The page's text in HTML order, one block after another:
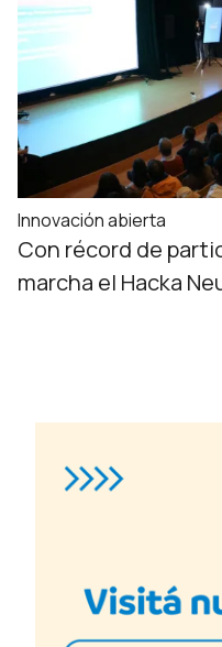
Innovación abierta
Con récord de
marcha el Hacka